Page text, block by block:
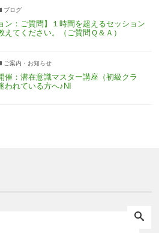
ブログ
ン：ご質問】１時間を超えるセッション
えてください。（ご質問Ｑ＆Ａ）
ご案内・お知らせ
催：潜在意識マスター講座（初級クラ
われている方へ♪NI